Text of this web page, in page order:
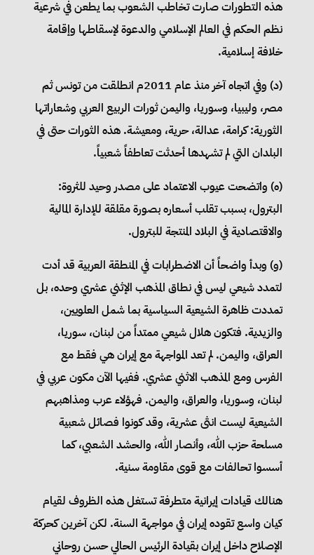
هذه التطورات صارت تخاطب الشعوب بما يطعن في شرعية
نظم الحكم في العالم الإسلامي والدعوة لإسقاطها وإقامة
خلافة إسلامية.
(‌د) وفي اتجاه آخر منذ عام 2011م انطلقت من تونس ثم
مصر، وليبيا، وسوريا، واليمن ثورات الربيع العربي وشعاراتها
الثورية: كرامة، عدالة، حرية، ومعيشة. هذه الثورات حتى في
البلدان التي لم تشهدها أحدثت تعاطفاً شعبياً.
(‌ه) واتضحت عيوب الاعتماد على مصدر وحيد للثروة:
البترول، بسبب تقلب أسعاره بصورة مقلقة للإدارة المالية
والاقتصادية في البلاد المنتجة للبترول.
(‌و) وبدأ واضحاً أن الاضطرابات في المنطقة العربية قد أدت
لتمدد شيعي ليس في نطاق المذهب الإثني عشري وحده، بل
تمددت ظاهرة الشيعية السياسية بما شمل العلويين،
والزيدية. فتكون هلال شيعي ممتداً من لبنان، سوريا،
العراق، واليمن. لم تعد المواجهة مع إيران هي فقط مع
الفرس ومع المذهب الاثني عشري. ففيها الآن مكون عربي في
لبنان، وسوريا، والعراق، واليمن. فهؤلاء عرب ومذاهبهم
الشيعية ليست انثى عشرية، وقد كونوا فصائل شعبية
مسلحة حزب الله، وأنصار الله، والحشد الشعبي، كما
أسسوا تحالفات مع قوى مقاومة سنية.
هنالك قيادات إيرانية متطرفة تستغل هذه الظروف لقيام
كيان واسع تقوده إيران في مواجهة السنة. لكن آخرين كحركة
الإصلاح داخل إيران بقيادة الرئيس الحالي حسن روحاني